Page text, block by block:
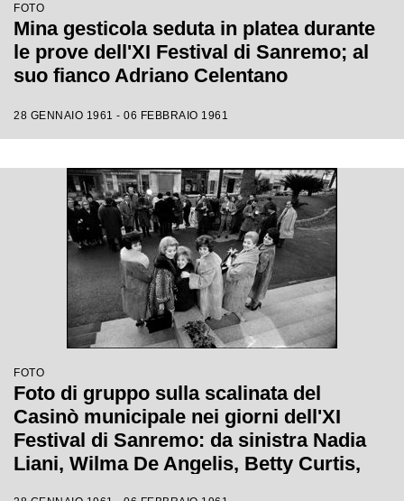
FOTO
Mina gesticola seduta in platea durante
le prove dell'XI Festival di Sanremo; al
suo fianco Adriano Celentano
28 GENNAIO 1961 - 06 FEBBRAIO 1961
FOTO
Foto di gruppo sulla scalinata del
Casinò municipale nei giorni dell'XI
Festival di Sanremo: da sinistra Nadia
Liani, Wilma De Angelis, Betty Curtis,